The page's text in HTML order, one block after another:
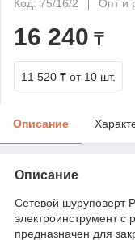
Код: 75/16/2
Опт и
16 240 ₸
11 520 ₸ от 10 шт.
Описание
Описание
Сетевой шуруповерт
электроинструмент
предназначен для